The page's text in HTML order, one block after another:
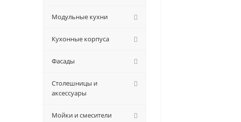
Модульные кухни
Кухонные корпуса
Фасады
Столешницы и
аксессуары
Мойки и смесители